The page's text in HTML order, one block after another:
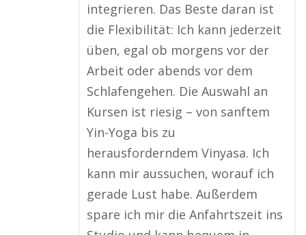
integrieren. Das Beste daran ist
die Flexibilität: Ich kann jederzeit
üben, egal ob morgens vor der
Arbeit oder abends vor dem
Schlafengehen. Die Auswahl an
Kursen ist riesig – von sanftem
Yin-Yoga bis zu
herausforderndem Vinyasa. Ich
kann mir aussuchen, worauf ich
gerade Lust habe. Außerdem
spare ich mir die Anfahrtszeit ins